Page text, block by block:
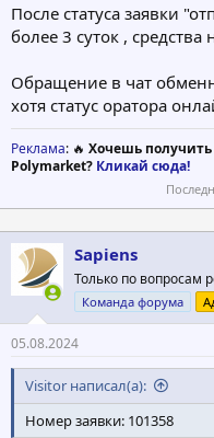
После статуса заявки
более 3 суток ,
Обращение в чат
хотя статус оратора
Реклама: 🔥 Хочешь получить
Polymarket? Кликай сюда!
Sapiens
Только по вопросам
Команда форума
05.08.2024
Visitor написал(а):
Номер заявки: 101358